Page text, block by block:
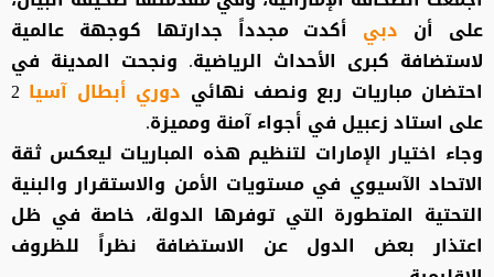
على أن دبي أكدت مجدداً جدارتها كوجهة عالمية
لاستضافة كبرى الأحداث الرياضية. ونجحت المدينة في
احتضان مباريات ربع ونصف نهائي دوري أبطال آسيا 2
على استاد زعبيل في أجواء آمنة ومميزة.
وجاء اختيار الإمارات لتنظيم هذه المباريات ليعكس ثقة
الاتحاد الآسيوي في مستويات الأمن والاستقرار والبنية
التحتية المتطورة التي توفرها الدولة، خاصة في ظل
اعتذار بعض الدول عن الاستضافة نظراً للظروف